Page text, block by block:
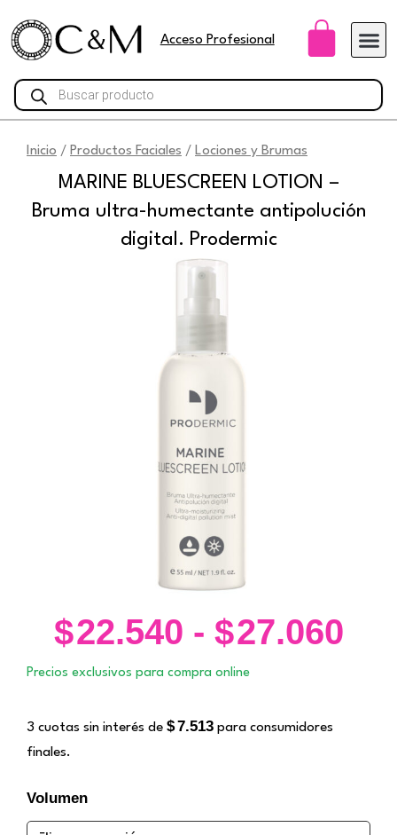
contenido
Acceso Profesional
Búsqueda
de
productos
Inicio / Productos Faciales / Lociones y Brumas
MARINE BLUESCREEN LOTION –
Bruma ultra-humectante antipolución
digital. Prodermic
$22.540 - $27.060
Precios exclusivos para compra online
3 cuotas sin interés de $7.513 para consumidores
finales.
Volumen
MARINE
BLUESCREEN
LOTION